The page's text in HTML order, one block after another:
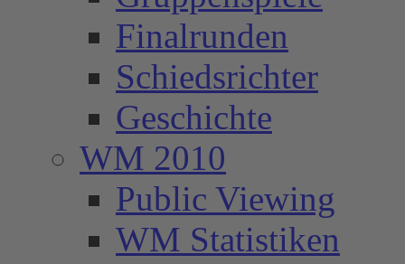
Finalrunden
Schiedsrichter
Geschichte
WM 2010
Public Viewing
WM Statistiken